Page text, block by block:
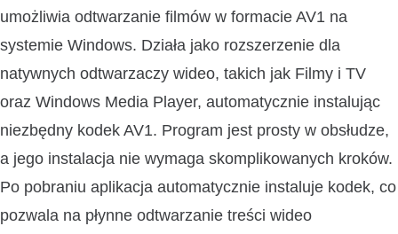
umożliwia odtwarzanie filmów w formacie AV1 na
systemie Windows. Działa jako rozszerzenie dla
natywnych odtwarzaczy wideo, takich jak Filmy i TV
oraz Windows Media Player, automatycznie instalując
niezbędny kodek AV1. Program jest prosty w obsłudze,
a jego instalacja nie wymaga skomplikowanych kroków.
Po pobraniu aplikacja automatycznie instaluje kodek, co
pozwala na płynne odtwarzanie treści wideo